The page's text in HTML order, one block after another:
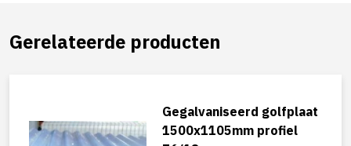
Gerelateerde producten
Gegalvaniseerd golfplaat
1500x1105mm profiel